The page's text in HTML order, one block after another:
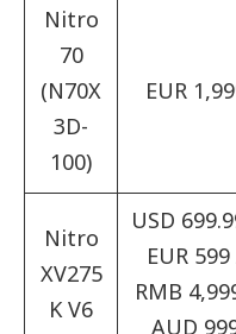
Nitro
70
(N70X
3D-
100)
EUR
Nitro
XV275
K V6
USD
EUR
RMB